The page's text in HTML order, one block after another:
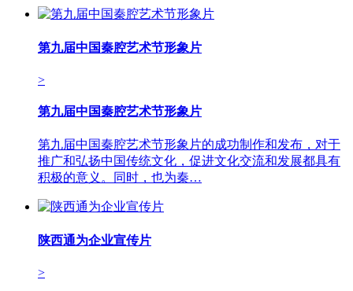
第九届中国秦腔艺术节形象片
>
第九届中国秦腔艺术节形象片
第九届中国秦腔艺术节形象片的成功制作和发布，对于
推广和弘扬中国传统文化，促进文化交流和发展都具有
积极的意义。同时，也为秦…
陕西通为企业宣传片
>